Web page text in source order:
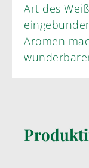
Art des
Aromen